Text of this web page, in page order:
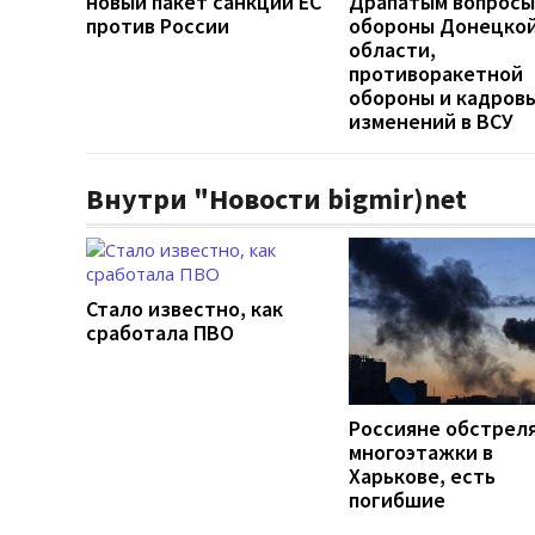
против России
обороны
области,
противоракетной
обороны и
изменений в ВСУ
Внутри "Новости bigmir)net
Стало известно, как
сработала ПВО
Россияне
многоэтажки в
Харькове, есть
погибшие